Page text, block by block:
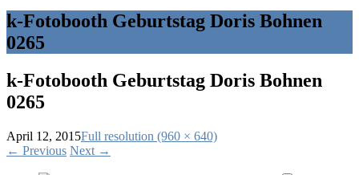
k-Fotobooth Geburtstag Doris Bohnen
0265
k-Fotobooth Geburtstag Doris Bohnen
0265
April 12, 2015Full resolution (960 × 640)
← Previous Next →